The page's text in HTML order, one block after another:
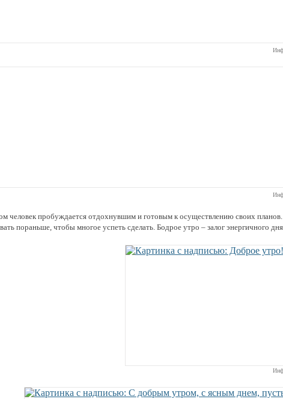
человек пробуждается отдохнувшим и готовым к осуществлению своих
пораньше, чтобы многое успеть сделать. Бодрое утро – залог энергичного